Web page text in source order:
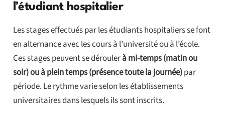
l’étudiant hospitalier
Les stages effectués par les étudiants hospitaliers se font
en alternance avec les cours à l’université ou à l’école.
Ces stages peuvent se déroulerà mi-temps (matin ou
soir) ou à plein temps (présence toute la journée)par
période. Le rythme varie selon les établissements
universitaires dans lesquels ils sont inscrits.